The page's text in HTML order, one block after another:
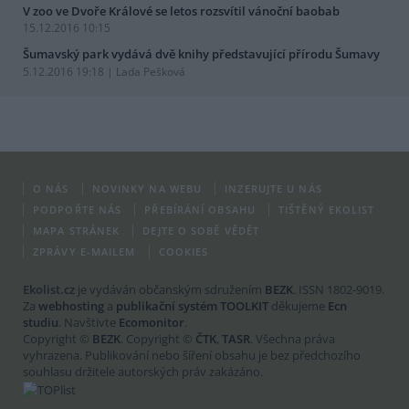
V zoo ve Dvoře Králové se letos rozsvítil vánoční baobab
15.12.2016 10:15
Šumavský park vydává dvě knihy představující přírodu Šumavy
5.12.2016 19:18 | Lada Pešková
O NÁS NOVINKY NA WEBU
INZERUJTE U NÁS
PODPOŘTE NÁS
PŘEBÍRÁNÍ OBSAHU
TIŠTĚNÝ EKOLIST
MAPA STRÁNEK
DEJTE O SOBĚ VĚDĚT
ZPRÁVY E-MAILEM
COOKIES
Ekolist.cz je vydáván občanským sdružením BEZK. ISSN 1802-9019.
Za webhosting a publikační systém TOOLKIT děkujeme Ecn
studiu. Navštivte Ecomonitor.
Copyright © BEZK. Copyright © ČTK, TASR. Všechna práva
vyhrazena. Publikování nebo šíření obsahu je bez předchozího
souhlasu držitele autorských práv zakázáno.